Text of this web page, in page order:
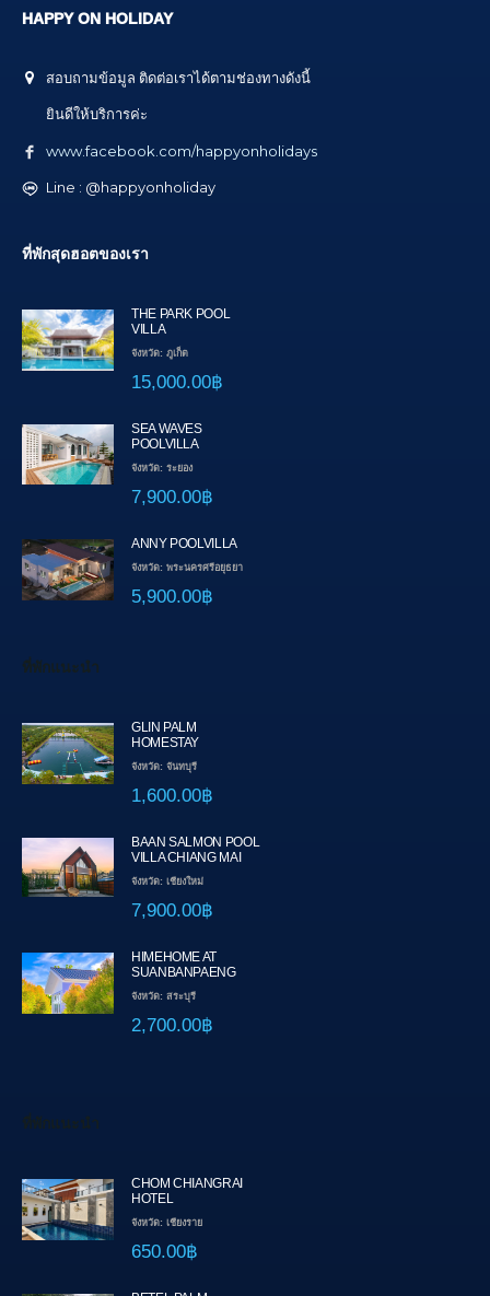
HAPPY ON HOLIDAY
สอบถามข้อมูล ติดต่อเราได้ตามช่องทางดังนี้
ยินดีให้บริการค่ะ
www.facebook.com/happyonholidays
Line : @happyonholiday
ที่พักสุดฮอตของเรา
THE PARK POOL
VILLA
จังหวัด: ภูเก็ต
15,000.00฿
SEA WAVES
POOLVILLA
จังหวัด: ระยอง
7,900.00฿
ANNY POOLVILLA
จังหวัด: พระนครศรีอยุธยา
5,900.00฿
ที่พักแนะนำ
GLIN PALM
HOMESTAY
จังหวัด: จันทบุรี
1,600.00฿
BAAN SALMON POOL
VILLA CHIANG MAI
จังหวัด: เชียงใหม่
7,900.00฿
HIMEHOME AT
SUANBANPAENG
จังหวัด: สระบุรี
2,700.00฿
ที่พักแนะนำ
CHOM CHIANGRAI
HOTEL
จังหวัด: เชียงราย
650.00฿